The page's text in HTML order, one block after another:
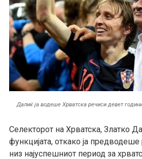
Далиќ ја водеше Хрватска речиси девет
Селекторот на Хрватска, Златко
функцијата, откако ја предводеше
низ најуспешниот период за